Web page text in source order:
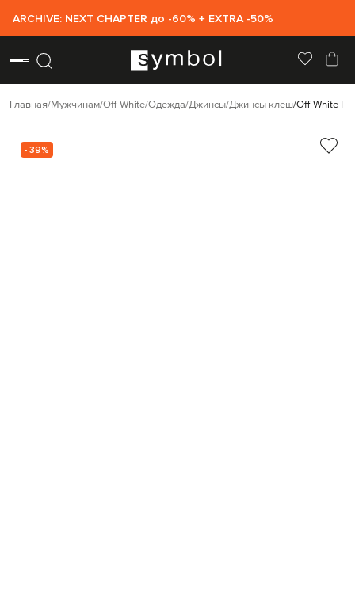
ARCHIVE: NEXT CHAPTER до -60% + EXTRA -50%
Главная Мужчинам Off-White Одежда Джинсы Джинсы клеш Off-White
- 39%